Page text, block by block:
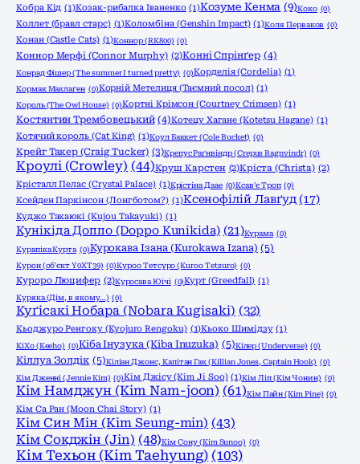
Кобра Кід (1)Козак-рибалка Іваненко (1)Козуме Кенма (9)Коко (0)
Коллет (бравл старс) (1)Коломбіна (Genshin Impact) (1)Коля Перваков (0)
Конан (Castle Cats) (1)Коннор (RK800) (0)
Коннор Мерфі (Connor Murphy) (2)Конні Спрінґер (4)
Конрад Фішер (The summer I turned pretty) (0)Корделія (Cordelia) (1)
Кормак Маклаґен (0)Корній Метелиця (Таємний посол) (1)
Король (The Owl House) (0)Кортні Крімсон (Courtney Crimsen) (1)
Костянтин Трембовецький (4)Котецу Хагане (Kotetsu Hagane) (1)
Котячий король (Cat King) (1)Коул Баккет (Cole Bucket) (0)
Крейг Такер (Craig Tucker) (3)Крепус Раґнвіндр (Crepus Ragnvindr) (0)
Кроулі (Crowley) (44)Круш Карстен (2)Кріста (Christa) (2)
Крісталл Пелас (Crystal Palace) (1)Крістіна Даае (0)Ксав'є Троп (0)
Ксейден Паркінсон (Лонгботом?) (1)Ксенофілій Лавґуд (17)
Куджо Такаюкі (Kujou Takayuki) (1)
Кунікіда Доппо (Doppo Kunikida) (21)Курама (0)
Курапіка Курта (0)Курокава Ізана (Kurokawa Izana) (5)
Курон (об'єкт Y0XT39) (0)Куроо Тетсуро (Kuroo Tetsuro) (0)
Куроро Люцифер (2)Куросава Юічі (0)Курт (Greedfall) (1)
Куряка (Дім, в якому…) (0)
Куґісакі Нобара (Nobara Kugisaki) (32)
Кьоджуро Ренгоку (Kyojuro Rengoku) (1)Кьоко Шимідзу (1)
КіХо (Keeho) (0)Кіба Інузука (Kiba Inuzuka) (5)Кілер (Underverse) (0)
Кіллуа Золдік (5)Кіліан Джонс, Капітан Гак (Killian Jones, Captain Hook) (0)
Кім Дженні (Jennie Kim) (0)Кім Джісу (Kim Ji Soo) (1)Кім Ліп (Кім Чонин) (0)
Кім Намджун (Kim Nam-joon) (61)Кім Пайн (Kim Pine) (0)
Кім Са Ран (Moon Chai Story) (1)
Кім Син Мін (Kim Seung-min) (43)
Кім Сокджін (Jin) (48)Кім Сону (Kim Sunoo) (0)
Кім Техьон (Kim Taehyung) (103)